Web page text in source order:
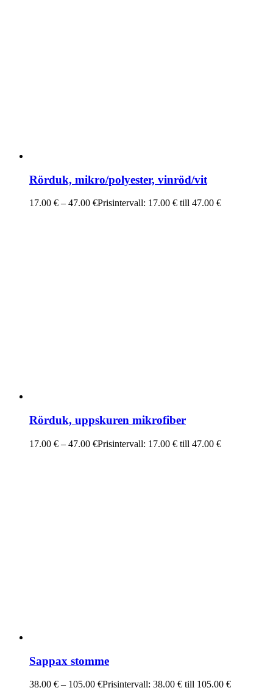
Rörduk, mikro/polyester, vinröd/vit
17.00 € – 47.00 €Prisintervall: 17.00 € till 47.00 €
Rörduk, uppskuren mikrofiber
17.00 € – 47.00 €Prisintervall: 17.00 € till 47.00 €
Sappax stomme
38.00 € – 105.00 €Prisintervall: 38.00 € till 105.00 €